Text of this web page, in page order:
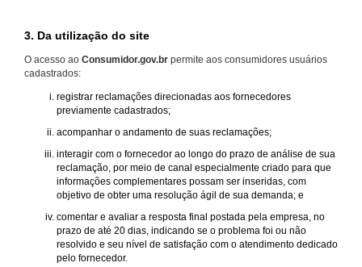
3. Da utilização do site
O acesso ao Consumidor.gov.br permite aos consumidores usuários
cadastrados:
registrar reclamações direcionadas aos fornecedores
previamente cadastrados;
acompanhar o andamento de suas reclamações;
interagir com o fornecedor ao longo do prazo de análise de sua
reclamação, por meio de canal especialmente criado para que
informações complementares possam ser inseridas, com
objetivo de obter uma resolução ágil de sua demanda; e
comentar e avaliar a resposta final postada pela empresa, no
prazo de até 20 dias, indicando se o problema foi ou não
resolvido e seu nível de satisfação com o atendimento dedicado
pelo fornecedor.